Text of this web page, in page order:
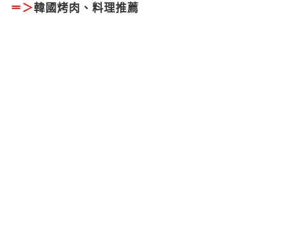
＝＞韓國烤肉、料理推薦